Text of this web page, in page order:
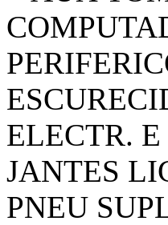
ELECTR.
JANTES
PNEU